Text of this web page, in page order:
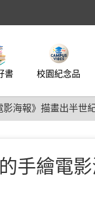
書 校園紀念品
影海報》描畫出半世
手繪電